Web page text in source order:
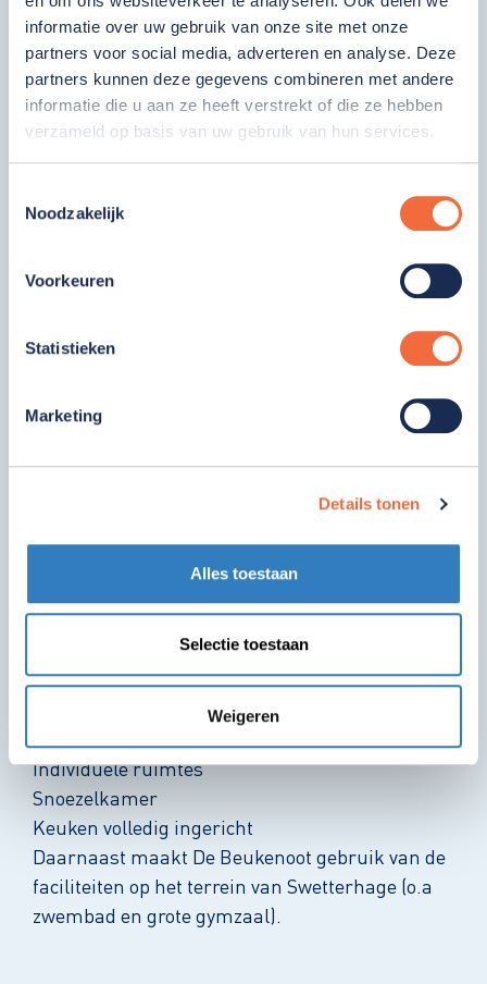
informatie over uw gebruik van onze site met onze
partners voor social media, adverteren en analyse. Deze
partners kunnen deze gegevens combineren met andere
informatie die u aan ze heeft verstrekt of die ze hebben
verzameld op basis van uw gebruik van hun services.
Noodzakelijk
Voorkeuren
Statistieken
Marketing
Details tonen
Alles toestaan
Selectie toestaan
Weigeren
Beukenoot is vijf dagen per week open van 9.15
tot 15.15 uur. Op feestdagen zijn wij gesloten.
In het gebouw zijn vijf groepsruimtes. Verder
Eigen tuin aansluitend aan
Tovertafel
Individuele ruimtes
Snoezelkamer
Keuken volledig ingericht
Daarnaast maakt De Beukenoot gebruik van de
faciliteiten op het terrein van Swetterhage (o.a
zwembad en grote gymzaal).